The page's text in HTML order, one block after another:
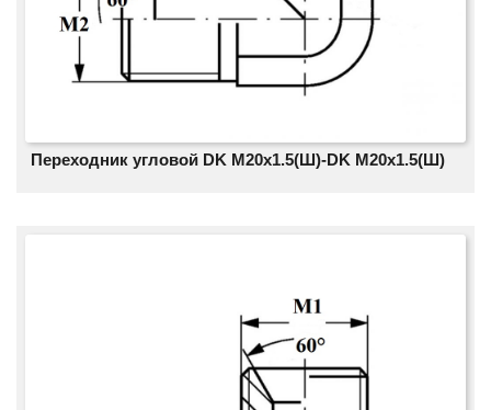
Переходник угловой DK M20х1.5(Ш)-DK M20х1.5(Ш)